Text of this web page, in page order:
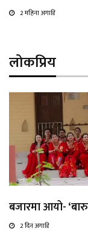
2 महिना अगाडि
लोकप्रिय
बजारमा आयो-
2 दिन अगाडि